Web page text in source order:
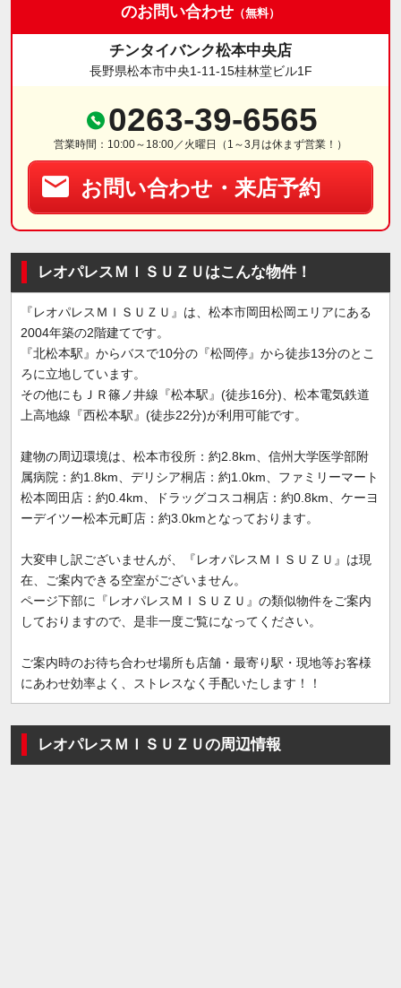
のお問い合わせ （無料）
チンタイバンク松本中央店
長野県松本市中央1-11-15桂林堂ビル1F
0263-39-6565
営業時間：10:00～18:00／火曜日（1～3月は休まず営業！）
お問い合わせ・来店予約
レオパレスＭＩＳＵＺＵはこんな物件！
『レオパレスＭＩＳＵＺＵ』は、松本市岡田松岡エリアにある
2004年築の2階建てです。
『北松本駅』からバスで10分の『松岡停』から徒歩13分のとこ
ろに立地しています。
その他にもＪＲ篠ノ井線『松本駅』(徒歩16分)、松本電気鉄道
上高地線『西松本駅』(徒歩22分)が利用可能です。
建物の周辺環境は、松本市役所：約2.8km、信州大学医学部附
属病院：約1.8km、デリシア桐店：約1.0km、ファミリーマート
松本岡田店：約0.4km、ドラッグコスコ桐店：約0.8km、ケーヨ
ーデイツー松本元町店：約3.0kmとなっております。
大変申し訳ございませんが、『レオパレスＭＩＳＵＺＵ』は現
在、ご案内できる空室がございません。
ページ下部に『レオパレスＭＩＳＵＺＵ』の類似物件をご案内
しておりますので、是非一度ご覧になってください。
ご案内時のお待ち合わせ場所も店舗・最寄り駅・現地等お客様
にあわせ効率よく、ストレスなく手配いたします！！
レオパレスＭＩＳＵＺＵの周辺情報